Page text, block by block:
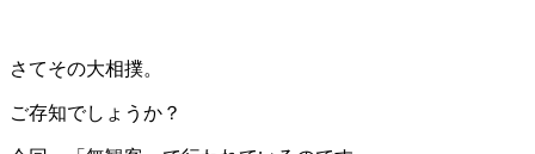
さてその大相撲。
ご存知でしょうか？